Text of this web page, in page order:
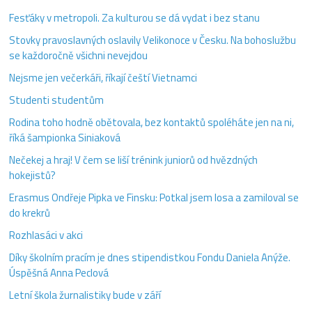
Fesťáky v metropoli. Za kulturou se dá vydat i bez stanu
Stovky pravoslavných oslavily Velikonoce v Česku. Na bohoslužbu
se každoročně všichni nevejdou
Nejsme jen večerkáři, říkají čeští Vietnamci
Studenti studentům
Rodina toho hodně obětovala, bez kontaktů spoléháte jen na ni,
říká šampionka Siniaková
Nečekej a hraj! V čem se liší trénink juniorů od hvězdných
hokejistů?
Erasmus Ondřeje Pipka ve Finsku: Potkal jsem losa a zamiloval se
do krekrů
Rozhlasáci v akci
Díky školním pracím je dnes stipendistkou Fondu Daniela Anýže.
Úspěšná Anna Peclová
Letní škola žurnalistiky bude v září